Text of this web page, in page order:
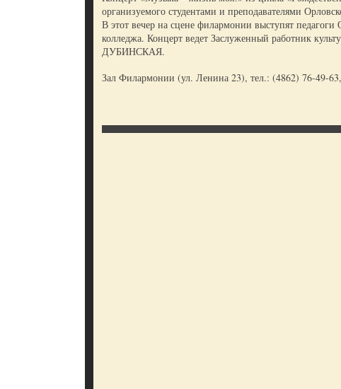
организуемого студентами и преподавателями
В этот вечер на сцене филармонии выступят педагоги
колледжа. Концерт ведет Заслуженный работник
ДУБИНСКАЯ.
Зал Филармонии (ул. Ленина 23), тел.: (4862) 76-49-